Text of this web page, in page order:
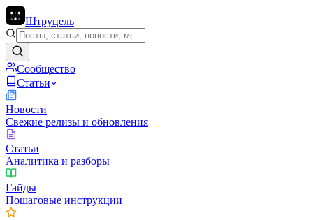
Штруцель
Сообщество
Статьи
Новости
Свежие релизы и обновления
Статьи
Аналитика и разборы
Гайды
Пошаговые инструкции